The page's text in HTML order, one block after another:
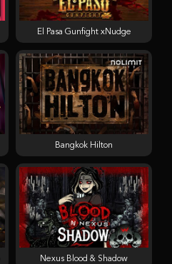
Nexus Blood & Shadow
Bangkok Hilton
El Pasa Gunfight xNudge